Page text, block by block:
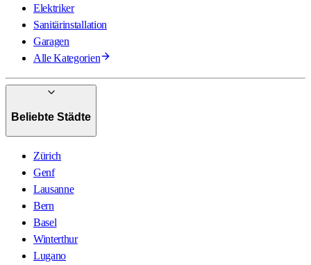
Elektriker
Sanitärinstallation
Garagen
Alle Kategorien
Beliebte Städte
Zürich
Genf
Lausanne
Bern
Basel
Winterthur
Lugano